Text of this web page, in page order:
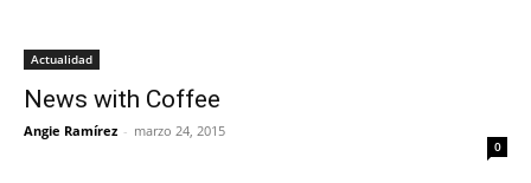
Actualidad
News with Coffee
Angie Ramírez - marzo 24, 2015
0